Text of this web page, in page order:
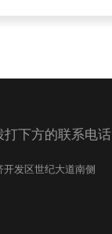
下方的联系电话
发区世纪大道南侧